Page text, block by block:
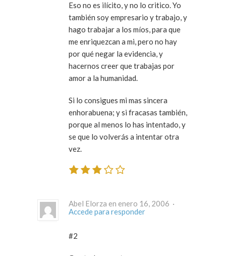
Eso no es ilícito, y no lo critico. Yo
también soy empresario y trabajo, y
hago trabajar a los míos, para que
me enriquezcan a mi, pero no hay
por qué negar la evidencia, y
hacernos creer que trabajas por
amor a la humanidad.
Si lo consigues mi mas sincera
enhorabuena; y si fracasas también,
porque al menos lo has intentado, y
se que lo volverás a intentar otra
vez.
Abel Elorza en enero 16, 2006 ·
Accede para responder
#2